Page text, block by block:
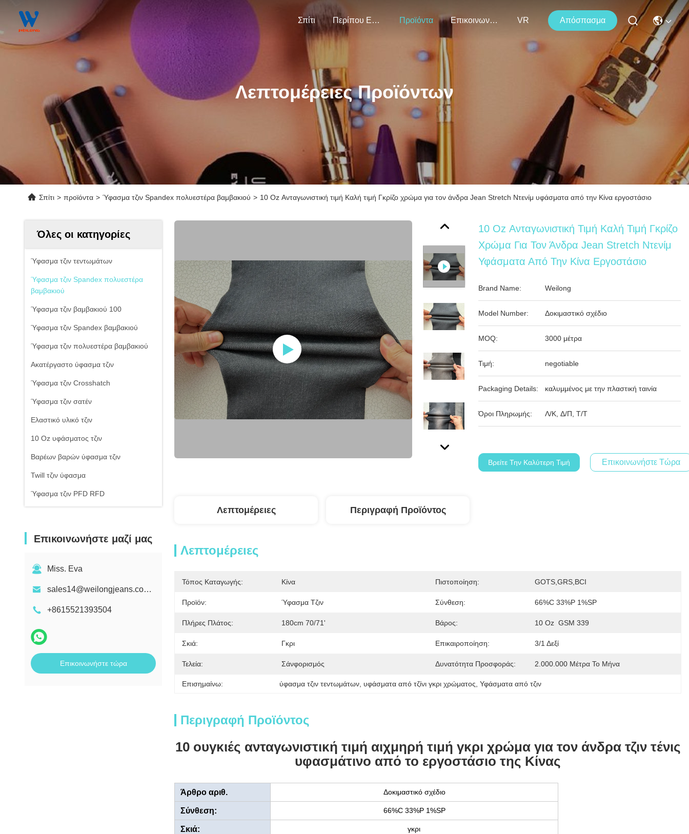
Σπίτι Περίπου Εμείς Προϊόντα Επικοινωνήστε Μαζί Μας VR Απόσπασμα
Λεπτομέρειες Προϊόντων
Σπίτι > προϊόντα > Ύφασμα τζιν Spandex πολυεστέρα βαμβακιού > 10 Oz Ανταγωνιστική τιμή Καλή τιμή Γκρίζο χρώμα για τον άνδρα Jean Stretch Ντενίμ υφάσματα από την Κίνα εργοστάσιο
Όλες οι κατηγορίες
Ύφασμα τζιν τεντωμάτων
Ύφασμα τζιν Spandex πολυεστέρα
βαμβακιού
Ύφασμα τζιν βαμβακιού 100
Ύφασμα τζιν Spandex βαμβακιού
Ύφασμα τζιν πολυεστέρα βαμβακιού
Ακατέργαστο ύφασμα τζιν
Ύφασμα τζιν Crosshatch
Ύφασμα τζιν σατέν
Ελαστικό υλικό τζιν
10 Oz υφάσματος τζιν
Βαρέων βαρών ύφασμα τζιν
Twill τζιν ύφασμα
Ύφασμα τζιν PFD RFD
Επικοινωνήστε μαζί μας
Miss. Eva
sales14@weilongjeans.com.cn
+8615521393504
Επικοινωνήστε τώρα
10 Oz Ανταγωνιστική Τιμή Καλή Τιμή Γκρίζο
Χρώμα Για Τον Άνδρα Jean Stretch Ντενίμ
Υφάσματα Από Την Κίνα Εργοστάσιο
Brand Name: Weilong
Model Number: Δοκιμαστικό σχέδιο
MOQ: 3000 μέτρα
Τιμή: negotiable
Packaging Details: καλυμμένος με την πλαστική ταινία
Όροι Πληρωμής: Λ/Κ, Δ/Π, Τ/Τ
Βρείτε Την Καλύτερη Τιμή Επικοινωνήστε Τώρα
Λεπτομέρειες Περιγραφή Προϊόντος
Λεπτομέρειες
Τόπος Καταγωγής: Κίνα Πιστοποίηση: GOTS,GRS,BCI
Προϊόν: Ύφασμα Τζιν Σύνθεση: 66%C 33%P 1%SP
Πλήρες Πλάτος: 180cm 70/71' Βάρος: 10 Oz  GSM 339
Σκιά: Γκρι Επικαιροποίηση: 3/1 Δεξί
Τελεία: Σάνφορισμός Δυνατότητα Προσφοράς: 2.000.000 Μέτρα Το Μήνα
Επισημαίνω: ύφασμα τζιν τεντωμάτων, υφάσματα από τζίνι γκρι χρώματος Υφάσματα από τζιν
Περιγραφή Προϊόντος
10 ουγκιές ανταγωνιστική τιμή αιχμηρή τιμή γκρι χρώμα για τον άνδρα τζιν τένις
υφασμάτινο από το εργοστάσιο της Κίνας
Άρθρο αριθ. Δοκιμαστικό σχέδιο
Σύνθεση: 66%C 33%P 1%SP
Σκιά: γκρι